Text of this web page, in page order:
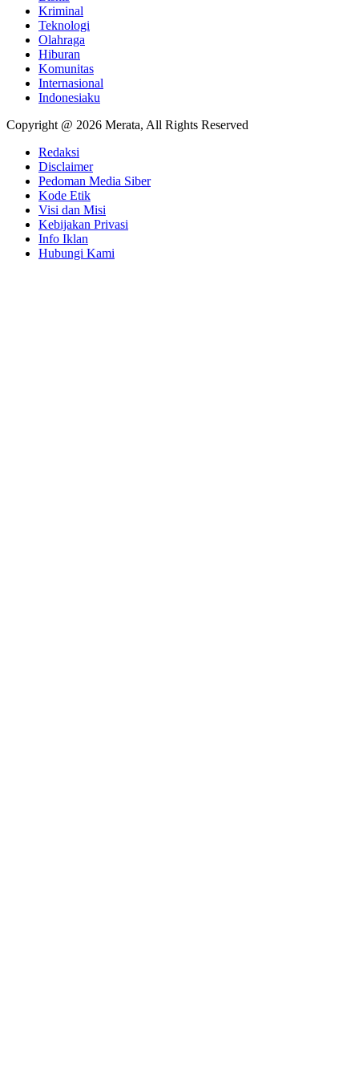
Kriminal
Teknologi
Olahraga
Hiburan
Komunitas
Internasional
Indonesiaku
Copyright @ 2026 Merata, All Rights Reserved
Redaksi
Disclaimer
Pedoman Media Siber
Kode Etik
Visi dan Misi
Kebijakan Privasi
Info Iklan
Hubungi Kami